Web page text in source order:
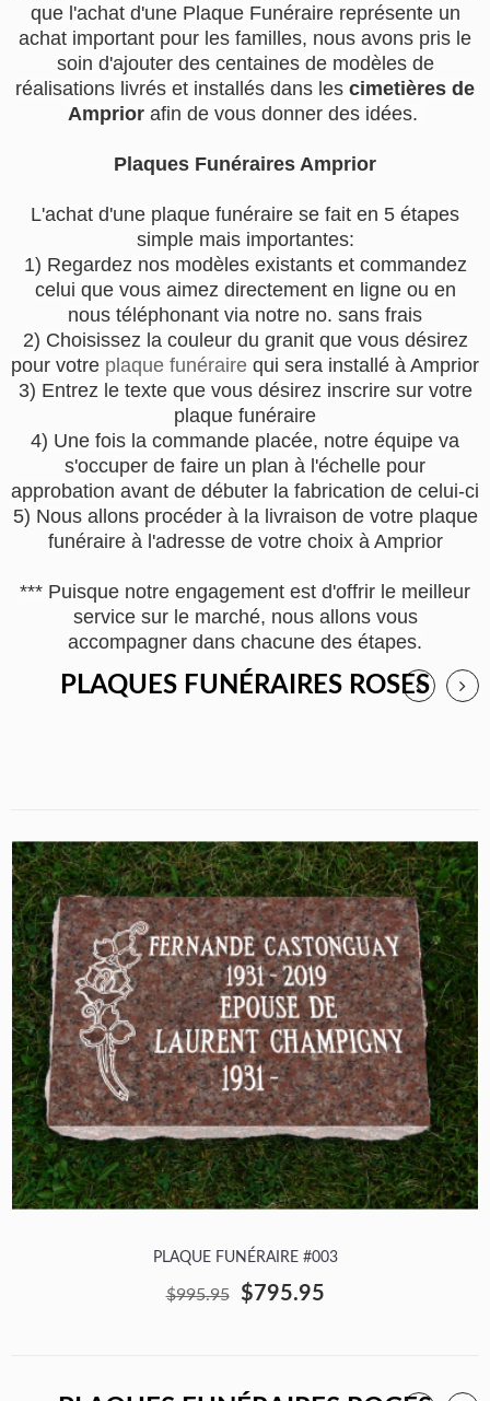
que l'achat d'une Plaque Funéraire représente un
achat important pour les familles, nous avons pris le
soin d'ajouter des centaines de modèles de
réalisations livrés et installés dans les cimetières de
Ampriorafin de vous donner des idées.
Plaques Funéraires Amprior
L'achat d'une plaque funéraire se fait en 5 étapes
simple mais importantes:
1) Regardez nos modèles existants et commandez
celui que vous aimez directement en ligne ou en
nous téléphonant via notre no. sans frais
2) Choisissez la couleur du granit que vous désirez
pour votre plaque funéraire qui sera installé à Amprior
3) Entrez le texte que vous désirez inscrire sur votre
plaque funéraire
4) Une fois la commande placée, notre équipe va
s'occuper de faire un plan à l'échelle pour
approbation avant de débuter la fabrication de celui-ci
5) Nous allons procéder à la livraison de votre plaque
funéraire à l'adresse de votre choix à Amprior
*** Puisque notre engagement est d'offrir le meilleur
service sur le marché, nous allons vous
accompagner dans chacune des étapes.
PLAQUES FUNÉRAIRES ROSES
PLAQUE FUNÉRAIRE #003
$995.95 $795.95